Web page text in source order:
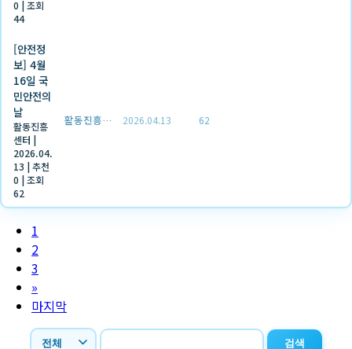
0 |조회
44
[안전정
보] 4월
16일 국
민안전의
날
활동진흥
센터 |
2026.04.
13 |추천
0 |조회
62
활동진흥센터 2026.04.13 62
1
2
3
»
마지막
검색